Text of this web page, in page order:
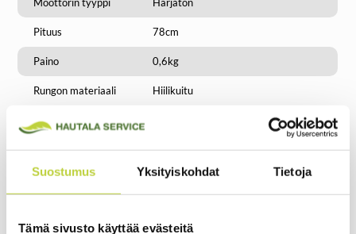
Suostumus Yksityiskohdat Tietoja
Tämä sivusto käyttää evästeitä
Pituus 78cm
Paino 0,6kg
Rungon materiaali Hiilikuitu
Takuu
yksityiskäytössä
Takuu
2 vuotta